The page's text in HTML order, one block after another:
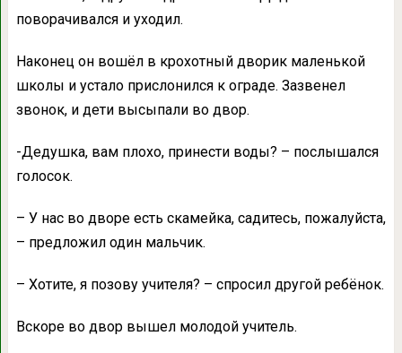
поворачивался и уходил.
Наконец он вошёл в крохотный дворик маленькой
школы и устало прислонился к ограде. Зазвенел
звонок, и дети высыпали во двор.
-Дедушка, вам плохо, принести воды? – послышался
голосок.
– У нас во дворе есть скамейка, садитесь, пожалуйста,
– предложил один мальчик.
– Хотите, я позову учителя? – спросил другой ребёнок.
Вскоре во двор вышел молодой учитель.